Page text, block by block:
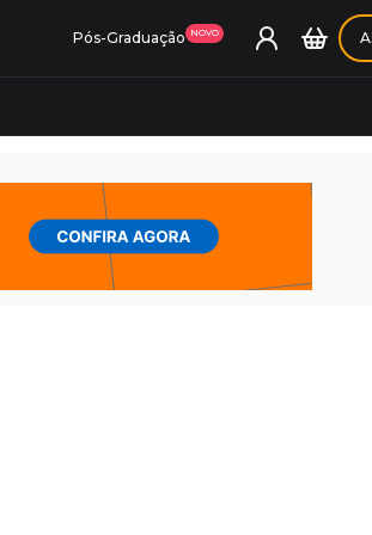
Pós-Graduação NOVO
Getúlio Vargas